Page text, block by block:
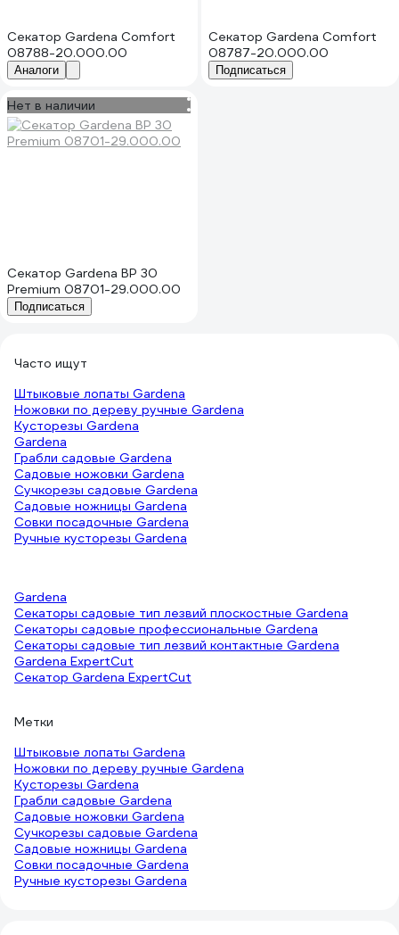
Секатор Gardena Comfort
08788-20.000.00
Аналоги
Секатор Gardena Comfort
08787-20.000.00
Подписаться
Нет в наличии
Секатор Gardena BP 30
Premium 08701-29.000.00
Подписаться
Часто ищут
Штыковые лопаты Gardena
Ножовки по дереву ручные Gardena
Кусторезы Gardena
Gardena
Грабли садовые Gardena
Садовые ножовки Gardena
Сучкорезы садовые Gardena
Садовые ножницы Gardena
Совки посадочные Gardena
Ручные кусторезы Gardena
Gardena
Секаторы садовые тип лезвий плоскостные Gardena
Секаторы садовые профессиональные Gardena
Секаторы садовые тип лезвий контактные Gardena
Gardena ExpertCut
Секатор Gardena ExpertCut
Метки
Штыковые лопаты Gardena
Ножовки по дереву ручные Gardena
Кусторезы Gardena
Грабли садовые Gardena
Садовые ножовки Gardena
Сучкорезы садовые Gardena
Садовые ножницы Gardena
Совки посадочные Gardena
Ручные кусторезы Gardena